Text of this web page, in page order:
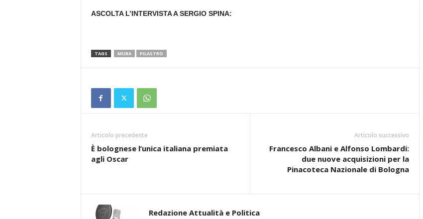
ASCOLTA L’INTERVISTA A SERGIO SPINA:
TAGS MUBA PILASTRO
Articolo precedente
È bolognese l’unica italiana premiata
agli Oscar
Articolo successivo
Francesco Albani e Alfonso Lombardi:
due nuove acquisizioni per la
Pinacoteca Nazionale di Bologna
Redazione Attualità e Politica